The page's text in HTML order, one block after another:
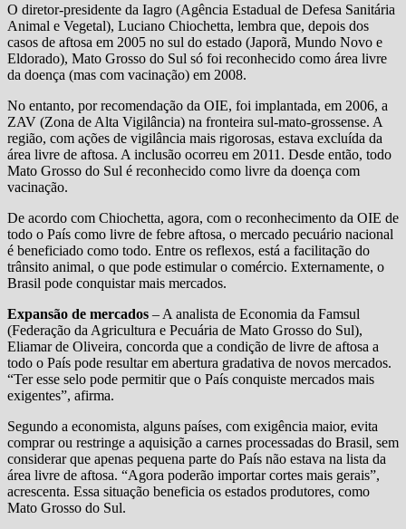
O diretor-presidente da Iagro (Agência Estadual de Defesa Sanitária
Animal e Vegetal), Luciano Chiochetta, lembra que, depois dos
casos de aftosa em 2005 no sul do estado (Japorã, Mundo Novo e
Eldorado), Mato Grosso do Sul só foi reconhecido como área livre
da doença (mas com vacinação) em 2008.
No entanto, por recomendação da OIE, foi implantada, em 2006, a
ZAV (Zona de Alta Vigilância) na fronteira sul-mato-grossense. A
região, com ações de vigilância mais rigorosas, estava excluída da
área livre de aftosa. A inclusão ocorreu em 2011. Desde então, todo
Mato Grosso do Sul é reconhecido como livre da doença com
vacinação.
De acordo com Chiochetta, agora, com o reconhecimento da OIE de
todo o País como livre de febre aftosa, o mercado pecuário nacional
é beneficiado como todo. Entre os reflexos, está a facilitação do
trânsito animal, o que pode estimular o comércio. Externamente, o
Brasil pode conquistar mais mercados.
Expansão de mercados – A analista de Economia da Famsul
(Federação da Agricultura e Pecuária de Mato Grosso do Sul),
Eliamar de Oliveira, concorda que a condição de livre de aftosa a
todo o País pode resultar em abertura gradativa de novos mercados.
“Ter esse selo pode permitir que o País conquiste mercados mais
exigentes”, afirma.
Segundo a economista, alguns países, com exigência maior, evita
comprar ou restringe a aquisição a carnes processadas do Brasil, sem
considerar que apenas pequena parte do País não estava na lista da
área livre de aftosa. “Agora poderão importar cortes mais gerais”,
acrescenta. Essa situação beneficia os estados produtores, como
Mato Grosso do Sul.